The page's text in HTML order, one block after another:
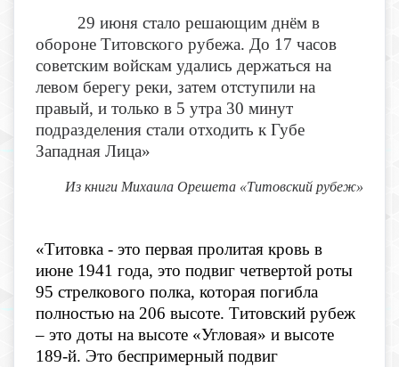
29 июня стало решающим днём в
обороне Титовского рубежа. До 17 часов
советским войскам удались держаться на
левом берегу реки, затем отступили на
правый, и только в 5 утра 30 минут
подразделения стали отходить к Губе
Западная Лица»
Из книги Михаила Орешета «Титовский рубеж»
«Титовка - это первая пролитая кровь в
июне 1941 года, это подвиг четвертой роты
95 стрелкового полка, которая погибла
полностью на 206 высоте. Титовский рубеж
– это доты на высоте «Угловая» и высоте
189-й. Это беспримерный подвиг